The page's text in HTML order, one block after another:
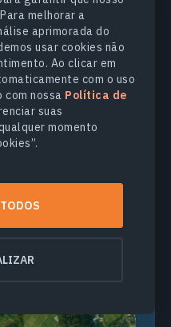
melhorar a
aprimorada do
usar cookies não
Ao clicar em
com o uso
com nossa Política de
suas
momento
E Suas
e análises